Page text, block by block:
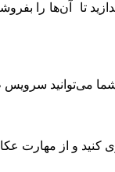
تا آن‌ها را
می‌توانید سرویس
و از مهارت